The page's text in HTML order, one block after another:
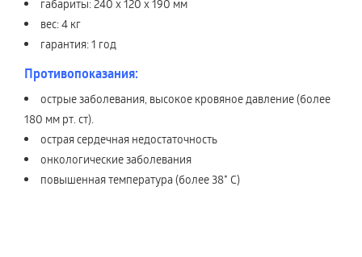
габариты: 240 х 120 х 190 мм
вес: 4 кг
гарантия: 1 год
Противопоказания:
острые заболевания, высокое кровяное давление (более
180 мм рт. ст).
острая сердечная недостаточность
онкологические заболевания
повышенная температура (более 38* С)